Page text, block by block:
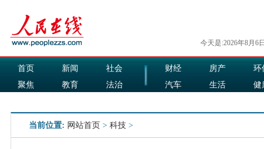
今天是:2026年8月6
首页 新闻
社会
聚焦
教育
法治
财经 房产
环
汽车
生活
健
当前位置: 网站首页 > 科技 >